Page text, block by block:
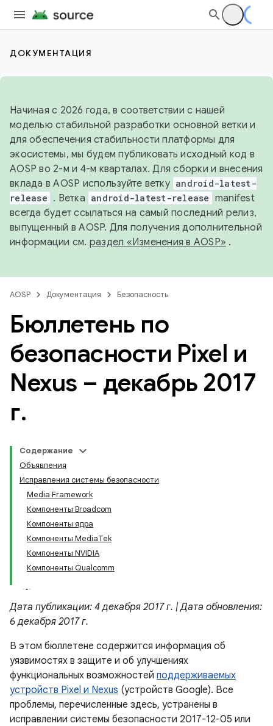
ДОКУМЕНТАЦИЯ
Начиная с 2026 года, в соответствии с нашей
моделью стабильной разработки основной ветки и
для обеспечения стабильности платформы для
экосистемы, мы будем публиковать исходный код в
AOSP во 2-м и 4-м кварталах. Для сборки и внесения
вклада в AOSP используйте ветку android-latest-
release . Ветка android-latest-release manifest
всегда будет ссылаться на самый последний релиз,
выпущенный в AOSP. Для получения дополнительной
информации см. раздел «Изменения в AOSP» .
AOSP Документация Безопасность
Бюллетень по
безопасности Pixel и
Nexus – декабрь 2017
г.
Содержание
Объявления
Исправления системы безопасности
Media Framework
Компоненты Broadcom
Компоненты ядра
Компоненты MediaTek
Компоненты NVIDIA
Компоненты Qualcomm
Дата публикации: 4 декабря 2017 г. | Дата обновления:
6 декабря 2017 г.
В этом бюллетене содержится информация об
уязвимостях в защите и об улучшениях
функциональных возможностей поддерживаемых
устройств Pixel и Nexus (устройств Google). Все
проблемы, перечисленные здесь, устранены в
исправлении системы безопасности 2017-12-05 или